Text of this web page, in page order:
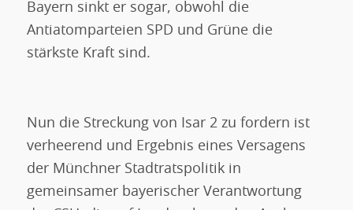
Bayern sinkt er sogar, obwohl die
Antiatomparteien SPD und Grüne die
stärkste Kraft sind.
Nun die Streckung von Isar 2 zu fordern ist
verheerend und Ergebnis eines Versagens
der Münchner Stadtratspolitik in
gemeinsamer bayerischer Verantwortung